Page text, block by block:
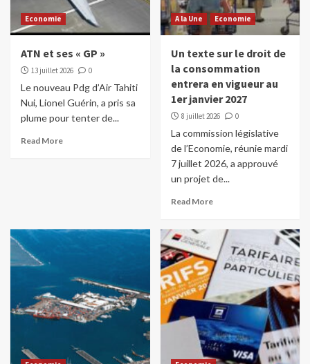
Economie
ATN et ses « GP »
13 juillet 2026 0
Le nouveau Pdg d’Air Tahiti
Nui, Lionel Guérin, a pris sa
plume pour tenter de...
Read More
A la Une Economie
Un texte sur le droit de
la consommation
entrera en vigueur au
1er janvier 2027
8 juillet 2026 0
La commission législative
de l’Economie, réunie mardi
7 juillet 2026, a approuvé
un projet de...
Read More